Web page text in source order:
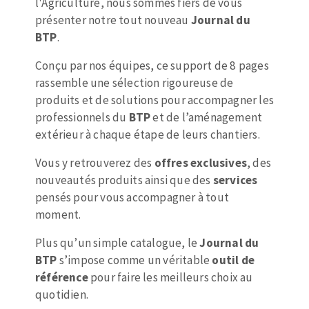
Pose des joints
Nettoyage
Mèches
Fraises carbure
Lames de scie à ruban
ABRASIFS APPLIQUÉS
Disques auto-agrippant
Patins
Disques fibre et papier
Bandes abrasives
Feuilles 230 x 280 mm
Cales à poncer et patins
Eponges abrasive
Plateaux supports
DISQUES ABRASIFS
Disques abrasifs agglomérés
Meules d'ébarbage
TRAITEMENT DE SURFACE
Disques à lamelles
présenter notre tout nouveau Journal du
BTP.
Conçu par nos équipes, ce support de 8 pages
rassemble une sélection rigoureuse de
produits et de solutions pour accompagner les
professionnels du BTPet de l’aménagement
extérieur à chaque étape de leurs chantiers.
Vous y retrouverez des offres exclusives, des
nouveautés produits ainsi que des services
pensés pour vous accompagner à tout
moment.
Plus qu’un simple catalogue, leJournal du
BTPs’impose comme un véritable outil de
référencepour faire les meilleurs choix au
quotidien.